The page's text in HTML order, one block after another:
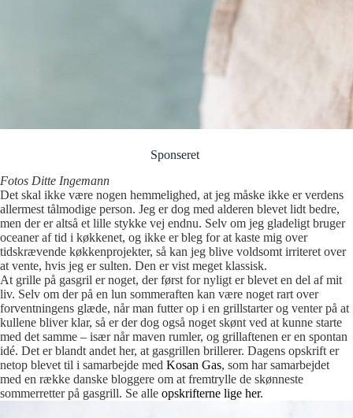
Sponseret
Fotos Ditte Ingemann
Det skal ikke være nogen hemmelighed, at jeg måske ikke er verdens
allermest tålmodige person. Jeg er dog med alderen blevet lidt bedre,
men der er altså et lille stykke vej endnu. Selv om jeg gladeligt bruger
oceaner af tid i køkkenet, og ikke er bleg for at kaste mig over
tidskrævende køkkenprojekter, så kan jeg blive voldsomt irriteret over
at vente, hvis jeg er sulten. Den er vist meget klassisk.
At grille på gasgril er noget, der først for nyligt er blevet en del af mit
liv. Selv om der på en lun sommeraften kan være noget rart over
forventningens glæde, når man futter op i en grillstarter og venter på at
kullene bliver klar, så er der dog også noget skønt ved at kunne starte
med det samme – især når maven rumler, og grillaftenen er en spontan
idé. Det er blandt andet her, at gasgrillen brillerer. Dagens opskrift er
netop blevet til i samarbejde med Kosan Gas, som har samarbejdet
med en række danske bloggere om at fremtrylle de skønneste
sommerretter på gasgrill. Se alle opskrifterne lige her.